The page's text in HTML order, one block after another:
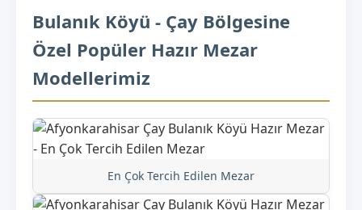
Bulanık Köyü - Çay Bölgesine
Özel Popüler Hazır Mezar
Modellerimiz
En Çok Tercih Edilen Mezar